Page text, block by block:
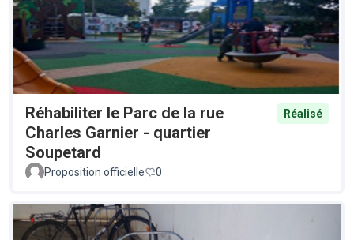
Réhabiliter le Parc de la rue
Charles Garnier - quartier
Soupetard
Réalisé
Proposition officielle 0